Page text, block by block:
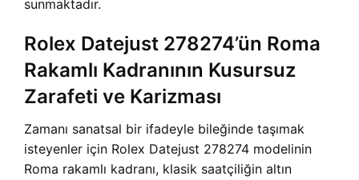
sunmaktadır.
Rolex Datejust 278274’ün Roma
Rakamlı Kadranının Kusursuz
Zarafeti ve Karizması
Zamanı sanatsal bir ifadeyle bileğinde taşımak
isteyenler için Rolex Datejust 278274 modelinin
Roma rakamlı kadranı, klasik saatçiliğin altın